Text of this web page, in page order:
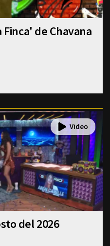
de Chavana
del 2026